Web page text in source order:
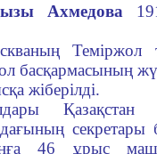
Ахмедова
Теміржол
басқармасының
жіберілді.
Қазақстан
46 ұрыс